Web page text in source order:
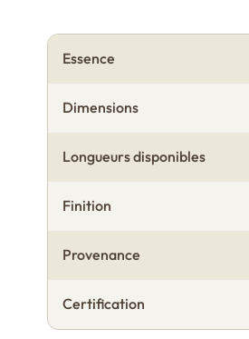
Essence
Dimensions
Longueurs disponibles
Finition
Provenance
Certification